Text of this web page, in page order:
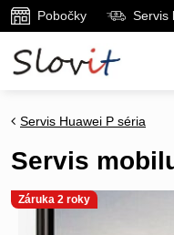
Pobočky Servis
Záruka 2 roky
Servis Huawei P séria
Servis